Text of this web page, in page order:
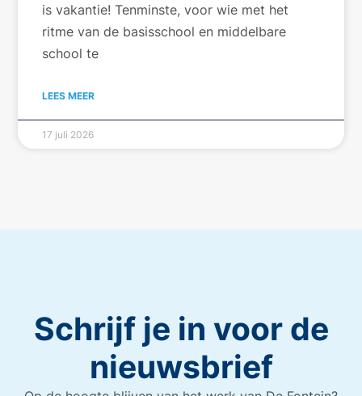
is vakantie! Tenminste, voor wie met het
ritme van de basisschool en middelbare
school te
LEES MEER
17 juli 2026
Schrijf je in voor de
nieuwsbrief